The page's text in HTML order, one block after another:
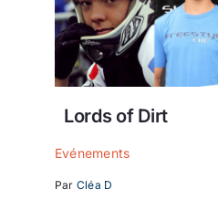
Lords of Dirt
Evénements
Par Cléa D